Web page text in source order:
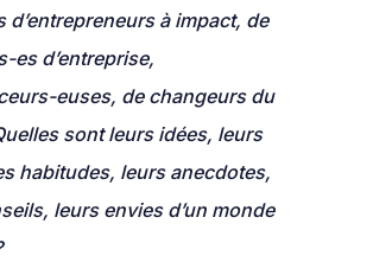
d’entrepreneurs à impact, de
es d’entreprise,
euses, de changeurs du
sont leurs idées, leurs
habitudes, leurs anecdotes,
leurs envies d’un monde